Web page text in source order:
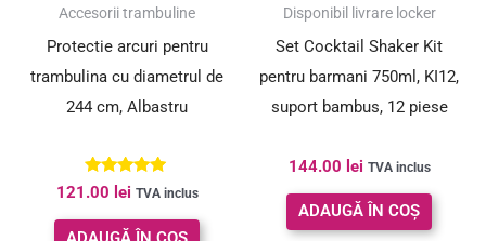
Accesorii trambuline
Protectie arcuri pentru
trambulina cu diametrul de
244 cm, Albastru
Evaluat la
4.83
din 5
121.00 lei TVA inclus
Disponibil livrare locker
Set Cocktail Shaker Kit
pentru barmani 750ml, KI12,
suport bambus, 12 piese
144.00 lei TVA inclus
ADAUGĂ ÎN COȘ